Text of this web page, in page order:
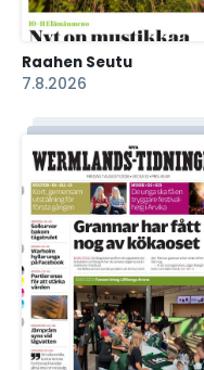
Raahen Seutu
7.8.2026